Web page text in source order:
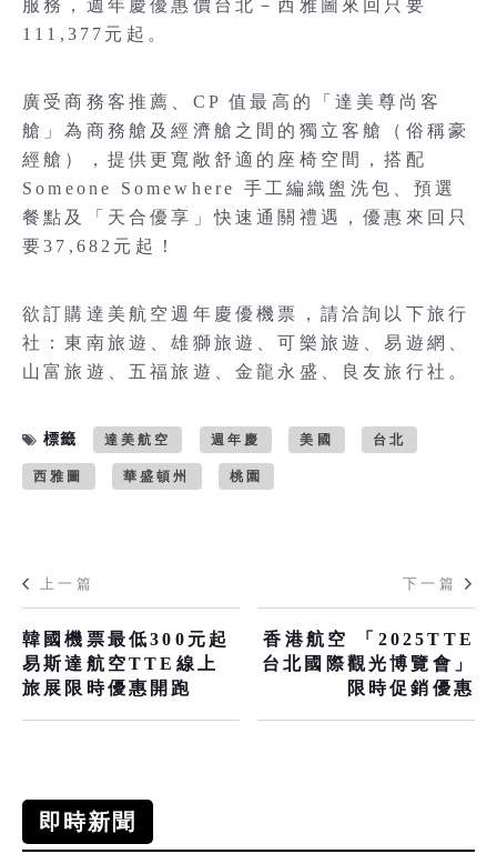
服務，週年慶優惠價台北－西雅圖來回只要
111,377元起。
廣受商務客推薦、CP 值最高的「達美尊尚客
艙」為商務艙及經濟艙之間的獨立客艙（俗稱豪
經艙），提供更寬敞舒適的座椅空間，搭配
Someone Somewhere 手工編織盥洗包、預選
餐點及「天合優享」快速通關禮遇，優惠來回只
要37,682元起！
欲訂購達美航空週年慶優機票，請洽詢以下旅行
社：東南旅遊、雄獅旅遊、可樂旅遊、易遊網、
山富旅遊、五福旅遊、金龍永盛、良友旅行社。
標籤 達美航空 週年慶 美國 台北
西雅圖 華盛頓州 桃園
上一篇
韓國機票最低300元起
易斯達航空TTE線上
旅展限時優惠開跑
下一篇
香港航空 「2025TTE
台北國際觀光博覽會」
限時促銷優惠
即時新聞